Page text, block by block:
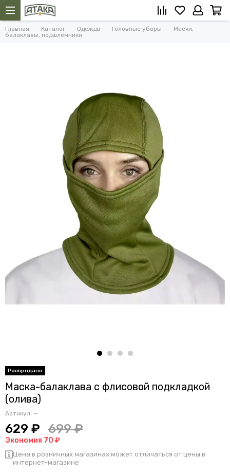
Главная Каталог Одежда Головные уборы
Маски,
балаклавы, подшлемники
Маска-балаклава с флисовой подкладкой
(олива)
Артикул: —
629 ₽ 699 ₽
Экономия 70 ₽
Цена в розничных магазинах может отличаться от цены в
интернет-магазине